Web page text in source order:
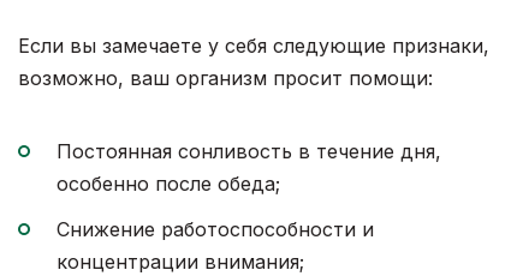
Если вы замечаете у себя следующие признаки,
возможно, ваш организм просит помощи:
Постоянная сонливость в течение дня,
особенно после обеда;
Снижение работоспособности и
концентрации внимания;